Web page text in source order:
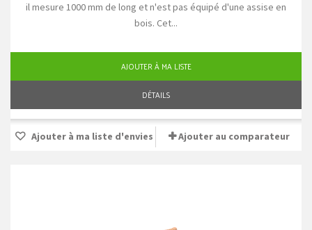
il mesure 1000 mm de long et n'est pas équipé d'une assise en
bois. Cet...
AJOUTER À MA LISTE
DÉTAILS
Ajouter à ma liste d'envies Ajouter au comparateur